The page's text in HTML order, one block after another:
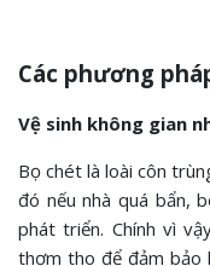
Các phương
Vệ sinh không gian
Bọ chét là loài côn
đó nếu nhà quá bẩn,
phát triển. Chính vì
thơm tho để đảm bảo